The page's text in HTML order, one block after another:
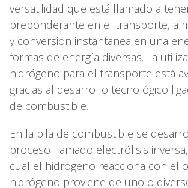
versatilidad que está llamado a
preponderante en el transporte,
y conversión instantánea en una
formas de energía diversas. La
hidrógeno para el transporte está
gracias al desarrollo tecnológico
de combustible.
En la pila de combustible se
proceso llamado electrólisis
cual el hidrógeno reacciona con el
hidrógeno proviene de uno o